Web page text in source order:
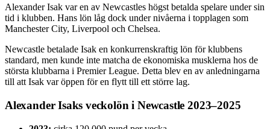
Alexander Isak var en av Newcastles högst betalda spelare under sin
tid i klubben. Hans lön låg dock under nivåerna i topplagen som
Manchester City, Liverpool och Chelsea.
Newcastle betalade Isak en konkurrenskraftig lön för klubbens
standard, men kunde inte matcha de ekonomiska musklerna hos de
största klubbarna i Premier League. Detta blev en av anledningarna
till att Isak var öppen för en flytt till ett större lag.
Alexander Isaks veckolön i Newcastle 2023–2025